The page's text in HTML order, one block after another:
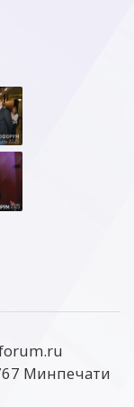
Минпечати